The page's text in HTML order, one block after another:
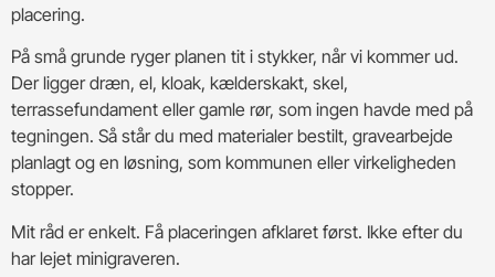
placering.
På små grunde ryger planen tit i stykker, når vi kommer ud.
Der ligger dræn, el, kloak, kælderskakt, skel,
terrassefundament eller gamle rør, som ingen havde med på
tegningen. Så står du med materialer bestilt, gravearbejde
planlagt og en løsning, som kommunen eller virkeligheden
stopper.
Mit råd er enkelt. Få placeringen afklaret først. Ikke efter du
har lejet minigraveren.